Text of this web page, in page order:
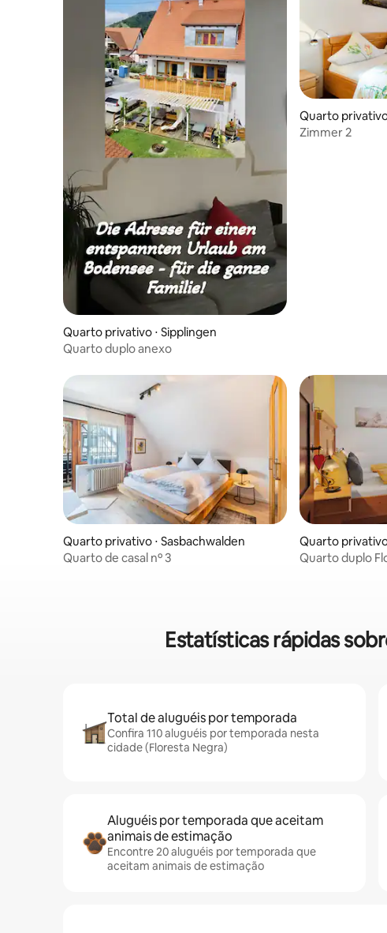
Quarto privativo ⋅ Sipplingen
Quarto duplo anexo
Quarto
Zimmer 2
Quarto privativo ⋅ Sasbachwalden
Quarto de casal nº 3
Quarto
Quarto duplo
Estatísticas rápidas
Total de aluguéis por temporada
Confira 110 aluguéis por temporada nesta
cidade (Floresta Negra)
Aluguéis por temporada que aceitam
animais de estimação
Encontre 20 aluguéis por temporada que
aceitam animais de estimação